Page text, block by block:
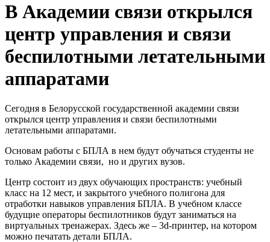
В Академии связи открылся
центр управления и связи
беспилотными летательными
аппаратами
Сегодня в Белорусской государственной академии связи
открылся центр управления и связи беспилотными
летательными аппаратами.
Основам работы с БПЛА в нем будут обучаться студенты не
только Академии связи, но и других вузов.
Центр состоит из двух обучающих пространств: учебный
класс на 12 мест, и закрытого учебного полигона для
отработки навыков управления БПЛА. В учебном классе
будущие операторы беспилотников будут заниматься на
виртуальных тренажерах. Здесь же – 3d-принтер, на котором
можно печатать детали БПЛА.